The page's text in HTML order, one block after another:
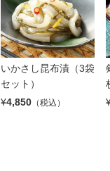
いかさし昆布漬（3袋
セット）
¥4,850 （税込）